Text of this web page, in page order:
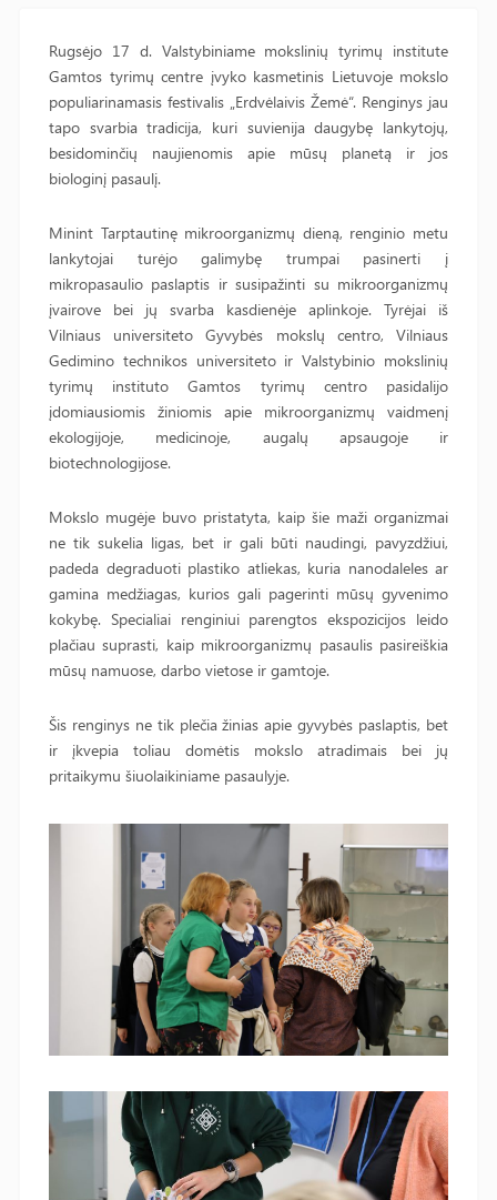
Rugsėjo 17 d. Valstybiniame mokslinių tyrimų institute
Gamtos tyrimų centre įvyko kasmetinis Lietuvoje mokslo
populiarinamasis festivalis „Erdvėlaivis Žemė“. Renginys jau
tapo svarbia tradicija, kuri suvienija daugybę lankytojų,
besidominčių naujienomis apie mūsų planetą ir jos
biologinį pasaulį.
Minint Tarptautinę mikroorganizmų dieną, renginio metu
lankytojai turėjo galimybę trumpai pasinerti į
mikropasaulio paslaptis ir susipažinti su mikroorganizmų
įvairove bei jų svarba kasdienėje aplinkoje. Tyrėjai iš
Vilniaus universiteto Gyvybės mokslų centro, Vilniaus
Gedimino technikos universiteto ir Valstybinio mokslinių
tyrimų instituto Gamtos tyrimų centro pasidalijo
įdomiausiomis žiniomis apie mikroorganizmų vaidmenį
ekologijoje, medicinoje, augalų apsaugoje ir
biotechnologijose.
Mokslo mugėje buvo pristatyta, kaip šie maži organizmai
ne tik sukelia ligas, bet ir gali būti naudingi, pavyzdžiui,
padeda degraduoti plastiko atliekas, kuria nanodaleles ar
gamina medžiagas, kurios gali pagerinti mūsų gyvenimo
kokybę. Specialiai renginiui parengtos ekspozicijos leido
plačiau suprasti, kaip mikroorganizmų pasaulis pasireiškia
mūsų namuose, darbo vietose ir gamtoje.
Šis renginys ne tik plečia žinias apie gyvybės paslaptis, bet
ir įkvepia toliau domėtis mokslo atradimais bei jų
pritaikymu šiuolaikiniame pasaulyje.